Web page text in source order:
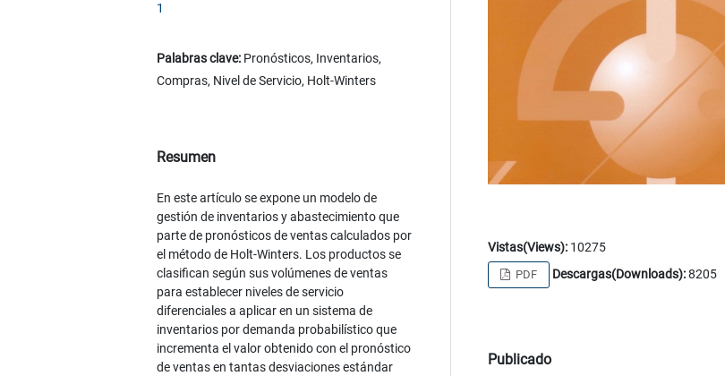
1
Palabras clave: Pronósticos, Inventarios,
Compras, Nivel de Servicio, Holt-Winters
Resumen
En este artículo se expone un modelo de
gestión de inventarios y abastecimiento que
parte de pronósticos de ventas calculados por
el método de Holt-Winters. Los productos se
clasifican según sus volúmenes de ventas
para establecer niveles de servicio
diferenciales a aplicar en un sistema de
inventarios por demanda probabilístico que
incrementa el valor obtenido con el pronóstico
de ventas en tantas desviaciones estándar
Vistas(Views):10275
PDF Descargas(Downloads):8205
Publicado